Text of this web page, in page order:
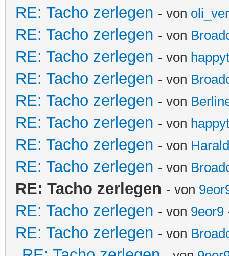
RE: Tacho zerlegen - von oli_ver
RE: Tacho zerlegen - von
RE: Tacho zerlegen - von
RE: Tacho zerlegen - von
RE: Tacho zerlegen - von
RE: Tacho zerlegen - von
RE: Tacho zerlegen - von
RE: Tacho zerlegen - von
RE: Tacho zerlegen - von
RE: Tacho zerlegen - von 9eor9
RE: Tacho zerlegen - von